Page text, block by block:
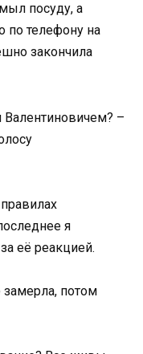
посуду, а
по телефону на
закончила
–
я
её реакцией.
потом